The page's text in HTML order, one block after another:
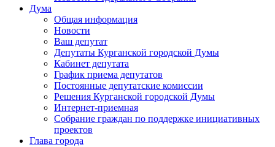
Дума
Общая информация
Новости
Ваш депутат
Депутаты Курганской городской Думы
Кабинет депутата
График приема депутатов
Постоянные депутатские комиссии
Решения Курганской городской Думы
Интернет-приемная
Собрание граждан по поддержке инициативных
проектов
Глава города